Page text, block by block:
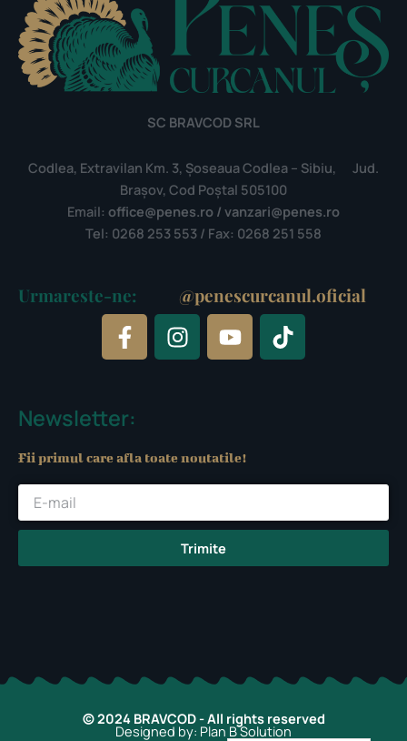
SC BRAVCOD SRL
Codlea, Extravilan Km. 3, Șoseaua Codlea – Sibiu, Jud.
Brașov, Cod Poștal 505100
Email: office@penes.ro / vanzari@penes.ro
Tel: 0268 253 553 / Fax: 0268 251 558
Urmareste-ne: @penescurcanul.oficial
F
a
c
b
o
o
f
I
n
s
r
Y
o
u
e
T
i
k
Newsletter:
Fii primul care afla toate noutatile!
Trimite
© 2024 BRAVCOD - All rights reserved
Designed by: Plan B Solution